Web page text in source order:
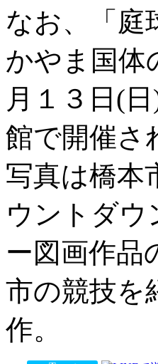
なお、「庭
かやま国体
月１３日(
館で開催さ
写真は橋本
ウントダウ
ー図画作品
市の競技を
作。